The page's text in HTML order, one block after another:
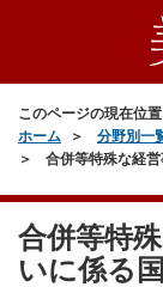
このページの現在位置
ホーム
分野別一
合併等特殊な経
合併等特
いに係る